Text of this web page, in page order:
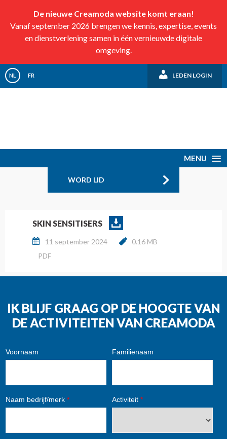
De nieuwe Creamoda website komt eraan!
Vanaf september 2026 brengen we kennis, expertise, events
en dienstverlening samen in één vernieuwde digitale
omgeving.
NL FR LEDEN LOGIN
MENU
WORD LID
SKIN SENSITISERS
11 september 2024
0.16 MB
PDF
IK BLIJF GRAAG OP DE HOOGTE VAN
DE ACTIVITEITEN VAN CREAMODA
Voornaam Familienaam
Naam bedrijf/merk * Activiteit *